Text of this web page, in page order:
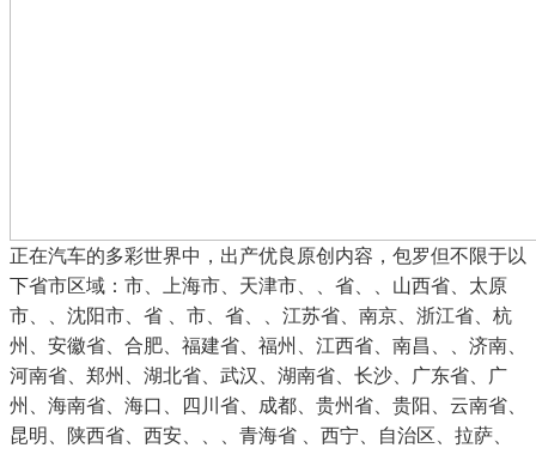
正在汽车的多彩世界中，出产优良原创内容，包罗但不限于以
下省市区域：市、上海市、天津市、、省、、山西省、太原
市、、沈阳市、省 、市、省、、江苏省、南京、浙江省、杭
州、安徽省、合肥、福建省、福州、江西省、南昌、、济南、
河南省、郑州、湖北省、武汉、湖南省、长沙、广东省、广
州、海南省、海口、四川省、成都、贵州省、贵阳、云南省、
昆明、陕西省、西安、、、青海省 、西宁、自治区、拉萨、